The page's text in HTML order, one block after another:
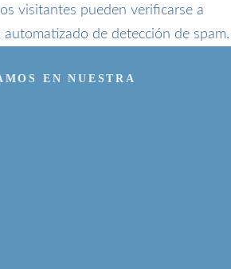
visitantes pueden verificarse a
de detección de spam.
EN NUESTRA